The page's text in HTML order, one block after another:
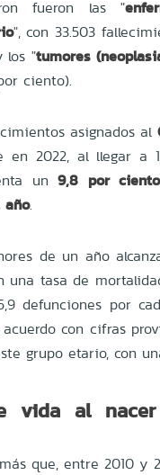
fueron las "
", con 33.503
los "tumores
ciento).
asignados al
en 2022, al llegar a
un9,8 por
.
de un año
una tasa de
defunciones por
con cifras
grupo etario, con
vida al
que, entre 2010 y